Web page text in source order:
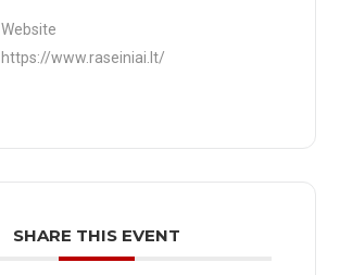
Website
https://www.raseiniai.lt/
SHARE THIS EVENT